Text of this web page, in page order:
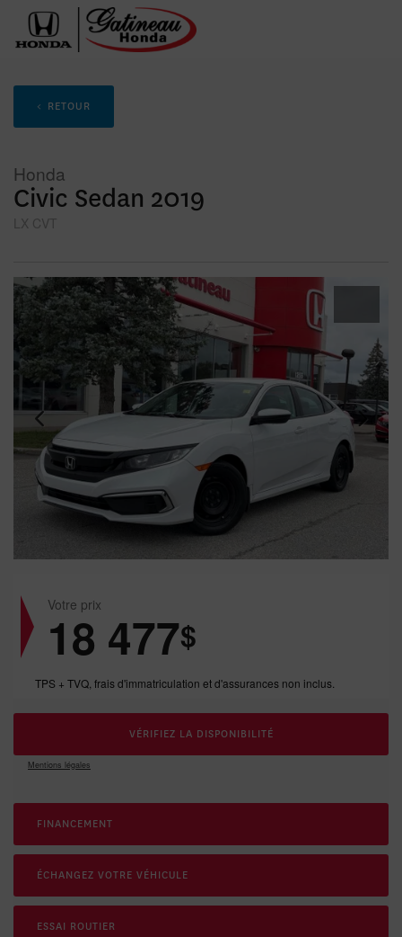
< RETOUR
Honda
Civic Sedan 2019
LX CVT
Votre prix
18 477$
TPS + TVQ, frais d'immatriculation et d'assurances non inclus.
VÉRIFIEZ LA DISPONIBILITÉ
Mentions légales
FINANCEMENT
ÉCHANGEZ VOTRE VÉHICULE
ESSAI ROUTIER